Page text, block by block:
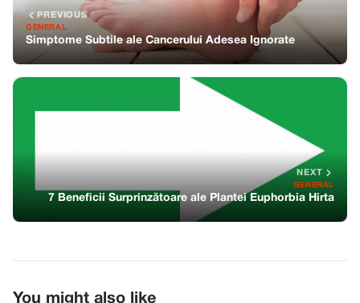
PREVIOUS
GENERAL
Simptome Subtile ale Cancerului Adesea Ignorate
NEXT
GENERAL
7 Beneficii Surprinzătoare ale Plantei Euphorbia Hirta
You might also like